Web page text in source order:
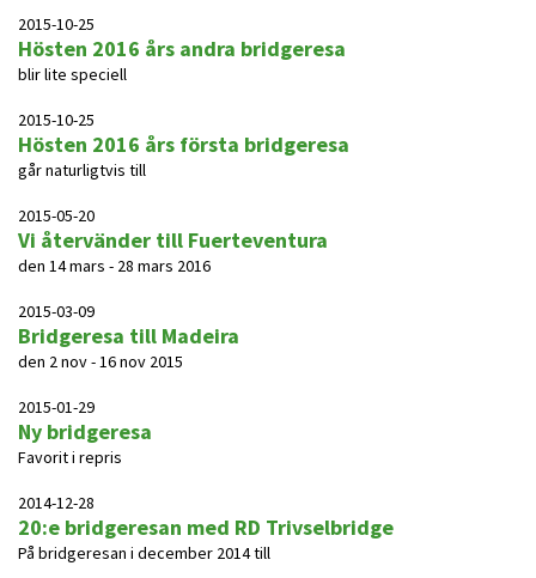
2015-10-25
Hösten 2016 års andra bridgeresa
blir lite speciell
2015-10-25
Hösten 2016 års första bridgeresa
går naturligtvis till
2015-05-20
Vi återvänder till Fuerteventura
den 14 mars - 28 mars 2016
2015-03-09
Bridgeresa till Madeira
den 2 nov - 16 nov 2015
2015-01-29
Ny bridgeresa
Favorit i repris
2014-12-28
20:e bridgeresan med RD Trivselbridge
På bridgeresan i december 2014 till